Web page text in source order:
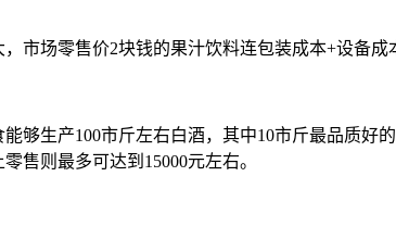
市场零售价2块钱的果汁饮料连包装成本+设备
够生产100市斤左右白酒，其中10市斤最品质
售则最多可达到15000元左右。